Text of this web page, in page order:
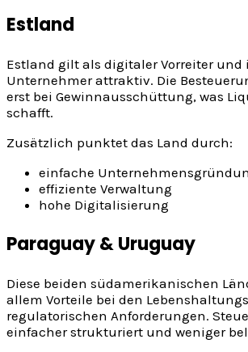
Estland
Estland gilt als digitaler Vorreiter und
Unternehmer attraktiv. Die
erst bei Gewinnausschüttung, was
schafft.
Zusätzlich punktet das Land durch:
einfache
effiziente Verwaltung
hohe Digitalisierung
Paraguay & Uruguay
Diese beiden südamerikanischen
allem Vorteile bei den
regulatorischen Anforderungen.
einfacher strukturiert und weniger